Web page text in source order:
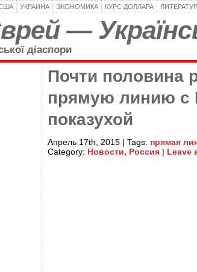
УКРАИНА ЭКОНОМИКА КУРС ДОЛЛАРА
—
діаспори
Почти половина
прямую линию с
показухой
Апрель 17th, 2015 | Tags: прямая
Category: Новости, Россия | Leave